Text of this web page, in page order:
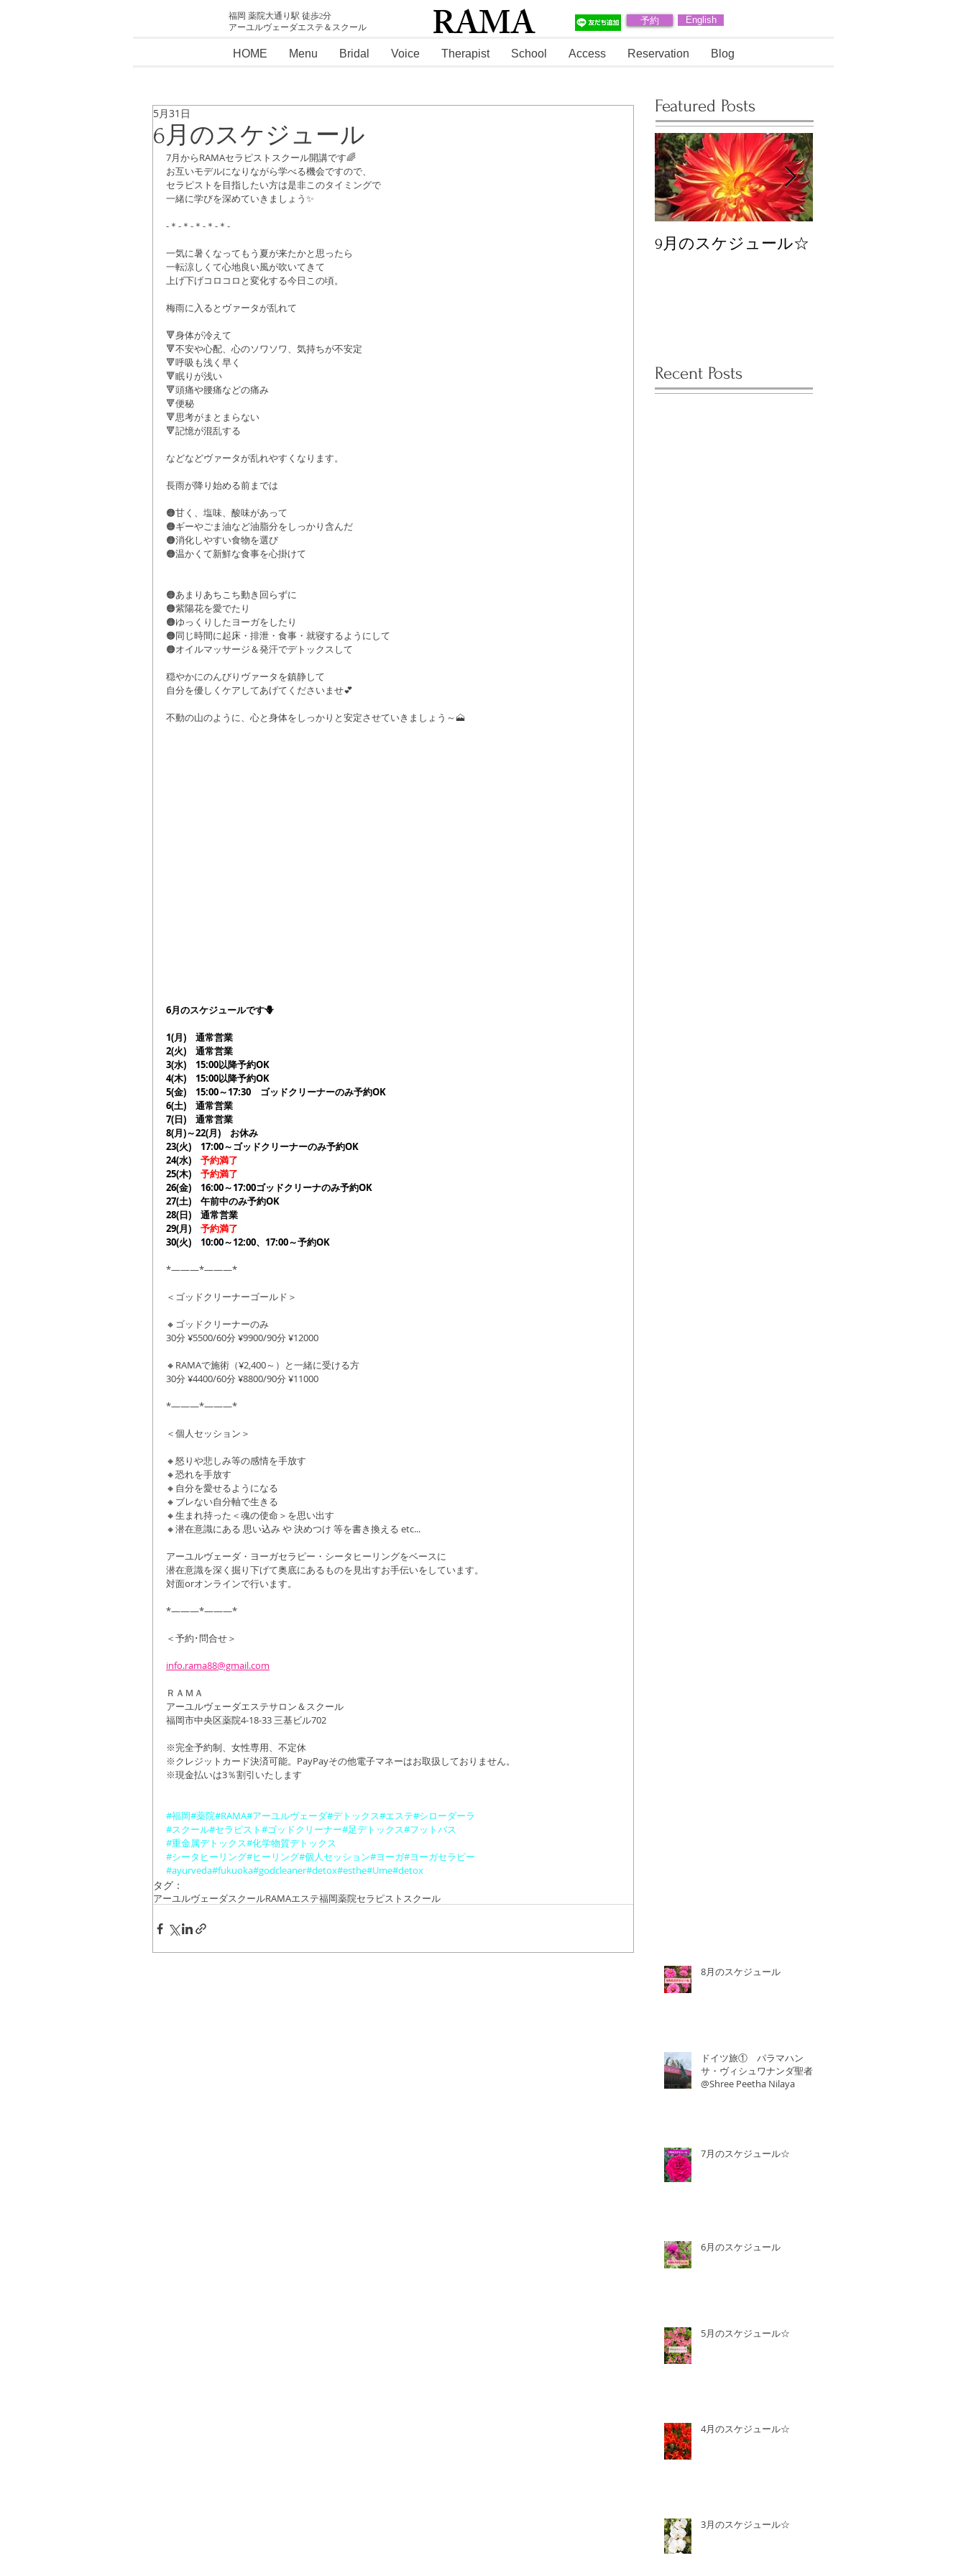
福岡 薬院大通り駅 徒歩2分
アーユルヴェーダエステ＆スクール
RAMA 予約 English
HOME Menu Bridal Voice Therapist School Access Reservation Blog
6月のスケジュール
5月31日
7月からRAMAセラピストスクール開講です🌈
お互いモデルになりながら学べる機会ですので、
セラピストを目指したい方は是非このタイミングで
一緒に学びを深めていきましょう✨
-＊-＊-＊-＊-＊-
一気に暑くなってもう夏が来たかと思ったら
一転涼しくて心地良い風が吹いてきて
上げ下げコロコロと変化する今日この頃。
梅雨に入るとヴァータが乱れて
🔻身体が冷えて
🔻不安や心配、心のソワソワ、気持ちが不安定
🔻呼吸も浅く早く
🔻眠りが浅い
🔻頭痛や腰痛などの痛み
🔻便秘
🔻思考がまとまらない
🔻記憶が混乱する
などなどヴァータが乱れやすくなります。
長雨が降り始める前までは
🟠甘く、塩味、酸味があって
🟠ギーやごま油など油脂分をしっかり含んだ
🟠消化しやすい食物を選び
🟠温かくて新鮮な食事を心掛けて
🟠あまりあちこち動き回らずに
🟠紫陽花を愛でたり
🟠ゆっくりしたヨーガをしたり
🟠同じ時間に起床・排泄・食事・就寝するようにして
🟠オイルマッサージ＆発汗でデトックスして
穏やかにのんびりヴァータを鎮静して
自分を優しくケアしてあげてくださいませ💕
不動の山のように、心と身体をしっかりと安定させていきましょう～🗻
6月のスケジュールです🪻
1(月)　通常営業
2(火)　通常営業
3(水)　15:00以降予約OK
4(木)　15:00以降予約OK
5(金)　15:00～17:30　ゴッドクリーナーのみ予約OK
6(土)　通常営業
7(日)　通常営業
8(月)～22(月)　お休み
23(火)　17:00～ゴッドクリーナーのみ予約OK
24(水) 予約満了
25(木) 予約満了
26(金)　16:00～17:00ゴッドクリーナのみ予約OK
27(土)　午前中のみ予約OK
28(日)　通常営業
29(月) 予約満了
30(火)　10:00～12:00、17:00～予約OK
*―――*―――*
＜ゴッドクリーナーゴールド＞
🔸ゴッドクリーナーのみ
30分 ¥5500/60分 ¥9900/90分 ¥12000
🔸RAMAで施術（¥2,400～）と一緒に受ける方
30分 ¥4400/60分 ¥8800/90分 ¥11000
*―――*―――*
＜個人セッション＞
🔸怒りや悲しみ等の感情を手放す
🔸恐れを手放す
🔸自分を愛せるようになる
🔸ブレない自分軸で生きる
🔸生まれ持った＜魂の使命＞を思い出す
🔸潜在意識にある 思い込み や 決めつけ 等を書き換える etc...
アーユルヴェーダ・ヨーガセラピー・シータヒーリングをベースに
潜在意識を深く掘り下げて奥底にあるものを見出すお手伝いをしています。
対面orオンラインで行います。
*―――*―――*
＜予約･問合せ＞
info.rama88@gmail.com
ＲＡＭＡ
アーユルヴェーダエステサロン＆スクール
福岡市中央区薬院4-18-33 三基ビル702
※完全予約制、女性専用、不定休
※クレジットカード決済可能。PayPayその他電子マネーはお取扱しておりません。
※現金払いは3％割引いたします
#福岡#薬院#RAMA#アーユルヴェーダ#デトックス#エステ#シローダーラ
#スクール#セラピスト#ゴッドクリーナー#足デトックス#フットバス
#重金属デトックス#化学物質デトックス
#シータヒーリング#ヒーリング#個人セッション#ヨーガ#ヨーガセラピー
#ayurveda#fukuoka#godcleaner#detox#esthe#Ume#detox
タグ：
アーユルヴェーダスクールRAMAエステ福岡薬院セラピストスクール
Featured Posts
9月のスケジュール☆
Recent Posts
8月のスケジュール
ドイツ旅① パラマハン
サ・ヴィシュワナンダ聖者
@Shree Peetha Nilaya
7月のスケジュール☆
6月のスケジュール
5月のスケジュール☆
4月のスケジュール☆
3月のスケジュール☆